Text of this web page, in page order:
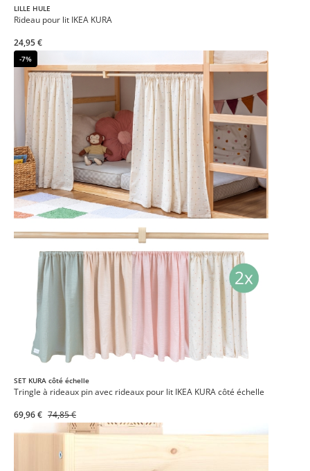
LILLE HULE
Rideau pour lit IKEA KURA
24,95 €
-7%
SET KURA côté échelle
Tringle à rideaux pin avec rideaux pour lit IKEA KURA côté échelle
69,96 € 74,85 €